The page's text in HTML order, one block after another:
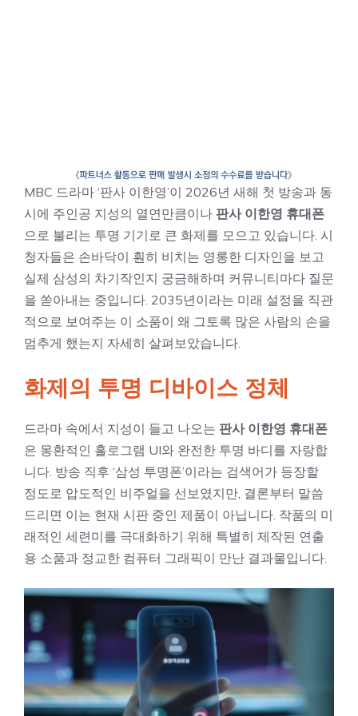
MBC 드라마 ‘판사 이한영’이 2026년 새해 첫 방송과 동
시에 주인공 지성의 열연만큼이나 판사 이한영 휴대폰
으로 불리는 투명 기기로 큰 화제를 모으고 있습니다. 시
청자들은 손바닥이 훤히 비치는 영롱한 디자인을 보고
실제 삼성의 차기작인지 궁금해하며 커뮤니티마다 질문
을 쏟아내는 중입니다. 2035년이라는 미래 설정을 직관
적으로 보여주는 이 소품이 왜 그토록 많은 사람의 손을
멈추게 했는지 자세히 살펴보았습니다.
화제의 투명 디바이스 정체
드라마 속에서 지성이 들고 나오는 판사 이한영 휴대폰
은 몽환적인 홀로그램 UI와 완전한 투명 바디를 자랑합
니다. 방송 직후 ‘삼성 투명폰’이라는 검색어가 등장할
정도로 압도적인 비주얼을 선보였지만, 결론부터 말씀
드리면 이는 현재 시판 중인 제품이 아닙니다. 작품의 미
래적인 세련미를 극대화하기 위해 특별히 제작된 연출
용 소품과 정교한 컴퓨터 그래픽이 만난 결과물입니다.